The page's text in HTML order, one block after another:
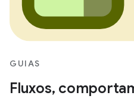
GUIAS
Fluxos,